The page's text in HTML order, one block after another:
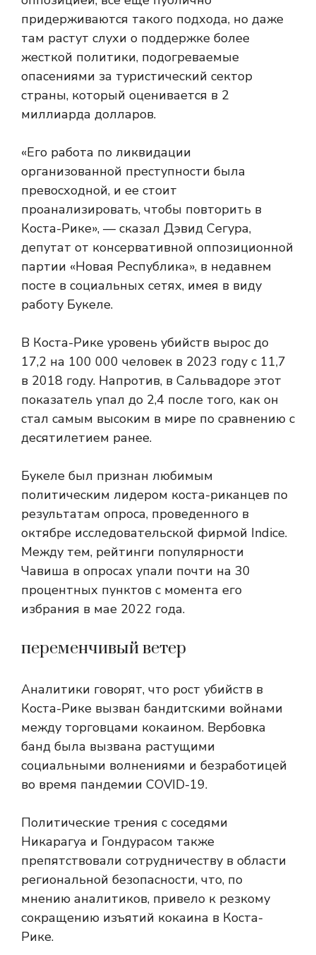
придерживаются такого подхода, но даже
там растут слухи о поддержке более
жесткой политики, подогреваемые
опасениями за туристический сектор
страны, который оценивается в 2
миллиарда долларов.
«Его работа по ликвидации
организованной преступности была
превосходной, и ее стоит
проанализировать, чтобы повторить в
Коста-Рике», — сказал Дэвид Сегура,
депутат от консервативной оппозиционной
партии «Новая Республика», в недавнем
посте в социальных сетях, имея в виду
работу Букеле.
В Коста-Рике уровень убийств вырос до
17,2 на 100 000 человек в 2023 году с 11,7
в 2018 году. Напротив, в Сальвадоре этот
показатель упал до 2,4 после того, как он
стал самым высоким в мире по сравнению с
десятилетием ранее.
Букеле был признан любимым
политическим лидером коста-риканцев по
результатам опроса, проведенного в
октябре исследовательской фирмой Indice.
Между тем, рейтинги популярности
Чавиша в опросах упали почти на 30
процентных пунктов с момента его
избрания в мае 2022 года.
переменчивый ветер
Аналитики говорят, что рост убийств в
Коста-Рике вызван бандитскими войнами
между торговцами кокаином. Вербовка
банд была вызвана растущими
социальными волнениями и безработицей
во время пандемии COVID-19.
Политические трения с соседями
Никарагуа и Гондурасом также
препятствовали сотрудничеству в области
региональной безопасности, что, по
мнению аналитиков, привело к резкому
сокращению изъятий кокаина в Коста-
Рике.